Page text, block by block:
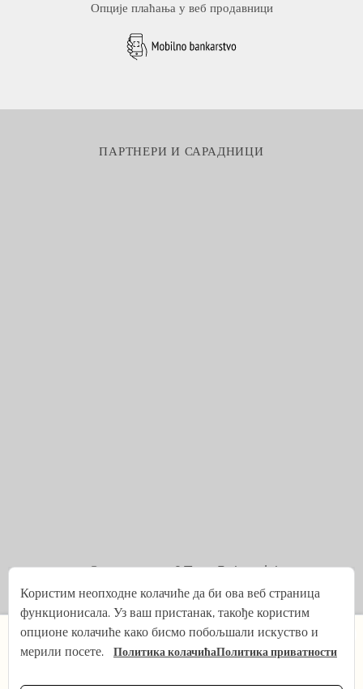
Опције плаћања у веб продавници
ПАРТНЕРИ И САРАДНИЦИ
© 2021 — 2026Tena Rebernjak.
43.0440° N | 16.0893° E
Програмирано из Stjepan Tafra.
Од 1. јула мењам ритам на кратко — беба ми долази!
Користим неопходне колачиће да би ова веб страница
функционисала. Уз ваш пристанак, такође користим
опционе колачиће како бисмо побољшали искуство и
мерили посете.
Политика колачићаПолитика приватности